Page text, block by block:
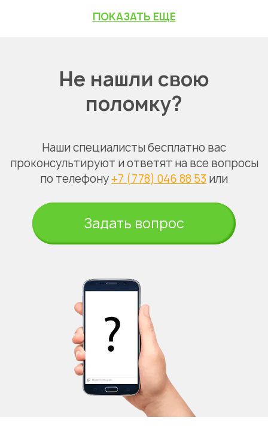
ПОКАЗАТЬ ЕЩЕ
Не нашли свою
поломку?
Наши специалисты бесплатно вас
проконсультируют и ответят на все вопросы
по телефону +7 (778) 046 88 53 или
Задать вопрос